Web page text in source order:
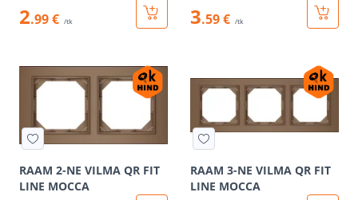
2.99 € /tk 3.59 € /tk
RAAM 2-NE VILMA QR FIT
LINE MOCCA
RAAM 3-NE VILMA QR FIT
LINE MOCCA